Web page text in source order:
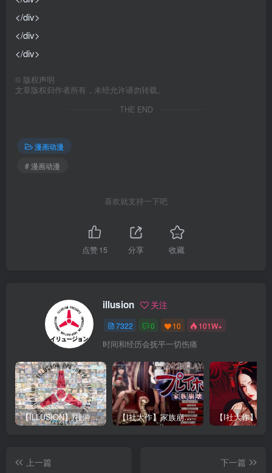
</div>
</div>
</div>
© 版权声明
文章版权归作者所有，未经允许请勿转载。
THE END
漫画动漫
# 漫画动漫
喜欢就支持一下吧
点赞15 分享 收藏
illusion 关注
7322 0 10 101W+
时间和经历会抚平一切伤痛
【ILLUSION】I社游戏合集截至2025 无修正汉化硬盘纯净版手慢无[微云/OD] 【I社大作】家族崩坏Playhome 终极12.0收藏版新整合【85G/补档福利】【年费会员专享，手慢无】
上一篇
下一篇